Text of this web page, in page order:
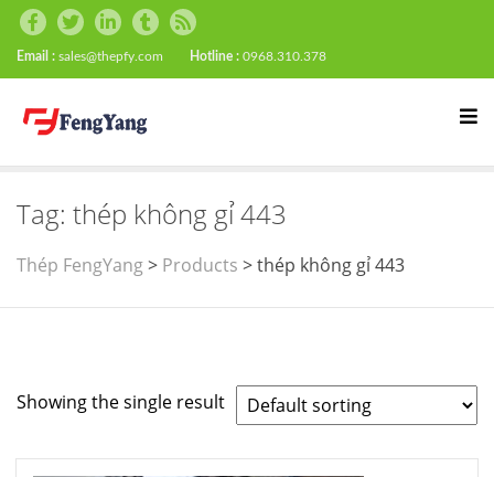
Email : sales@thepfy.com Hotline : 0968.310.378
Tag: thép không gỉ 443
Thép FengYang> Products >thép không gỉ 443
Showing the single result